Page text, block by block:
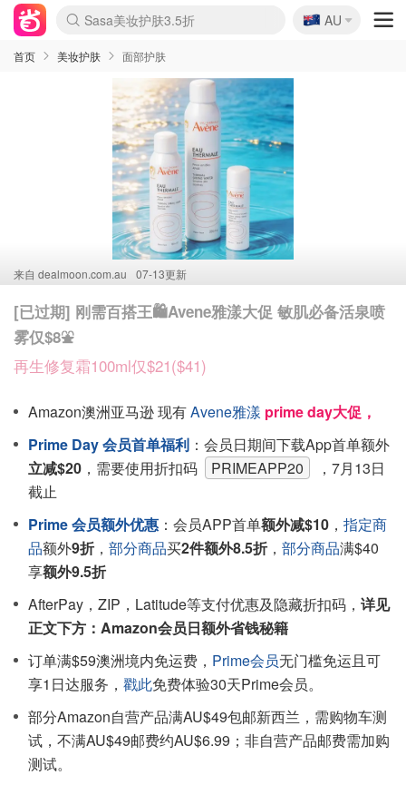
lululemon折扣上新
Sasa美妆护肤3.5折
SSENSE年中2.5折
FreshBeauty好价汇总
Cettire降价+叠9折
WWS Coles超市实拍
viagogo二手票捡漏
Myer超级周末
The Outnet奢牌1折起
David Jones 3折起
Flannels大牌1折
Perfumes Club护肤1折
AMIRO面罩$251
Amazon折扣汇总
eToro入金$200送$50
Amazon数码好物
ICONIC本周7.5折
ThedoubleF高奢地板价
Moose Knuckles 6折
丝芙兰5折起
EUFY摄像头$98
Selenichast首饰2折
Trip机票酒店促销
YSL送5件彩妆礼
Amazon家居好物
Amazon美妆护肤
雅漾大喷$8
过敏原检测盒$33
伊索独家赠50ml沐浴露
科颜氏高保湿面霜$29
SEALIFE海洋馆门票6折
丝塔芙大白罐$16
订阅Newsletter送香薰
Cult Beauty 6.8折
Harrods圣诞日历$525
LN-CC奢牌私促3折
d'Alba空姐喷雾$16
EVE LOM套装£56
Bernardelli独家4折
Adore Beauty 6折起
CT圣诞日历
Mytheresa奢品2.7折
Luxury Escapes 9折
Currentbody美容仪$881
MOON Garden Live
Roborock扫地机$649
Tingo Life水杯$24
Valentino官网5折
CR洗护套装$23
修丽可4件套$159
Myer彩妆2件7折
GANNI官网4.5折
Stylevana韩妆4折
Tessabit高奢8.5折
OGX洗发水$11
Amazon阿德莱德次日达
卡诗8.5折+赠礼
Philips Hue灯具8折
🇦🇺
AU
首页 美妆护肤 面部护肤
来自 dealmoon.com.au 07-13更新
[已过期] 刚需百搭王🛍️Avene雅漾大促 敏肌必备活泉喷
雾仅$8⛲️
再生修复霜100ml仅$21($41)
Amazon澳洲亚马逊 现有Avene雅漾 prime day大促，
Prime Day 会员首单福利 ：会员日期间下载App首单额外
立减$20 ，需要使用折扣码 PRIMEAPP20
，7月13日
截止
Prime 会员额外优惠 ：会员APP首单额外减$10 ， 指定商
品额外9折 ， 部分商品买2件额外8.5折 ， 部分商品满$40
享额外9.5折
AfterPay，ZIP，Latitude等支付优惠及隐藏折扣码， 详见
正文下方：Amazon会员日额外省钱秘籍
订单满$59澳洲境内免运费， Prime会员无门槛免运且可
享1日达服务， 戳此免费体验30天Prime会员。
部分Amazon自营产品满AU$49包邮新西兰，需购物车测
试，不满AU$49邮费约AU$6.99；非自营产品邮费需加购
测试。